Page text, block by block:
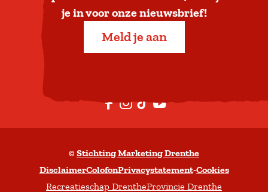
a
b
n
je in voor onze nieuwsbrief!
Meld je aan
F
a
e
b
I
n
t
a
T
i
T
o
Y
o
t
u
© Stichting Marketing Drenthe
DisclaimerColofonPrivacystatement-Cookies
Recreatieschap DrentheProvincie Drenthe